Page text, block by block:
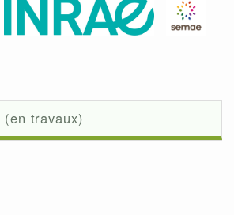
(en travaux)